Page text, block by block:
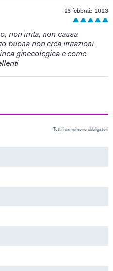
26 febbraio 2023
non irrita, non causa
buona non crea irritazioni.
ginecologica e come
Tutti i campi sono obbligatori